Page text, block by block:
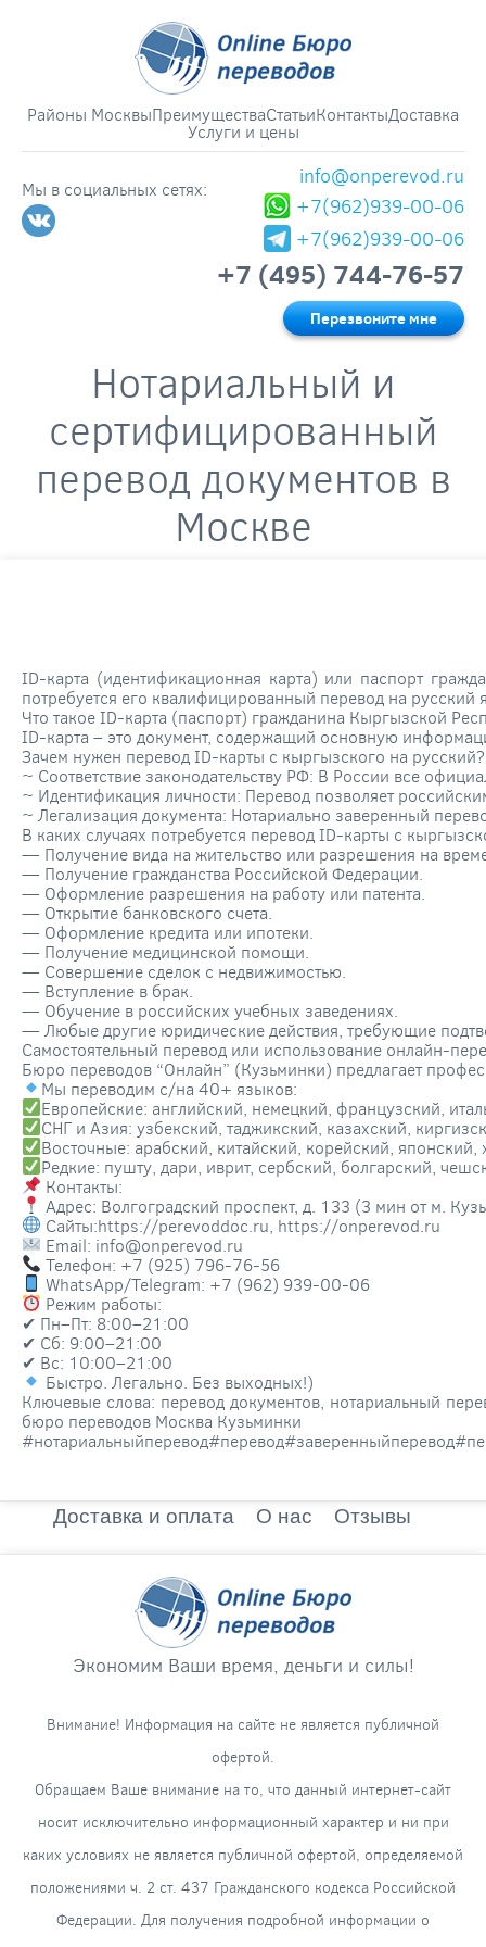
Районы МосквыПреимуществаСтатьиКонтактыДоставка
Услуги и цены
Мы в социальных сетях:
info@onperevod.ru
+7(962)939-00-06
+7(962)939-00-06
+7 (495) 744-76-57
Перезвоните мне
Нотариальный и
сертифицированный
перевод документов в
Москве
ID-карта (идентификационная карта) или паспорт
потребуется его квалифицированный перевод на русский
Что такое ID-карта (паспорт) гражданина Кыргызской
ID-карта – это документ, содержащий основную
Зачем нужен перевод ID-карты с кыргызского на русский?
~ Соответствие законодательству РФ: В России все
~ Идентификация личности: Перевод позволяет
~ Легализация документа: Нотариально заверенный
В каких случаях потребуется перевод ID-карты с
— Получение вида на жительство или разрешения на
— Получение гражданства Российской Федерации.
— Оформление разрешения на работу или патента.
— Открытие банковского счета.
— Оформление кредита или ипотеки.
— Получение медицинской помощи.
— Совершение сделок с недвижимостью.
— Вступление в брак.
— Обучение в российских учебных заведениях.
— Любые другие юридические действия, требующие
Самостоятельный перевод или использование онлайн-
Бюро переводов “Онлайн” (Кузьминки) предлагает
Мы переводим с/на 40+ языков:
Европейские: английский, немецкий, французский,
СНГ и Азия: узбекский, таджикский, казахский,
Восточные: арабский, китайский, корейский, японский,
Редкие: пушту, дари, иврит, сербский, болгарский,
Контакты:
Адрес: Волгоградский проспект, д. 133 (3 мин от м.
Сайты:https://perevoddoc.ru, https://onperevod.ru
Email: info@onperevod.ru
Телефон: +7 (925) 796-76-56
WhatsApp/Telegram: +7 (962) 939-00-06
Режим работы:
✔ Пн–Пт: 8:00–21:00
✔ Сб: 9:00–21:00
✔ Вс: 10:00–21:00
Быстро. Легально. Без выходных!)
Ключевые слова: перевод документов, нотариальный
бюро переводов Москва Кузьминки
Доставка и оплата О нас Отзывы
Экономим Ваши время, деньги и силы!
Внимание! Информация на сайте не является публичной
офертой.
Обращаем Ваше внимание на то, что данный интернет-сайт
носит исключительно информационный характер и ни при
каких условиях не является публичной офертой, определяемой
положениями ч. 2 ст. 437 Гражданского кодекса Российской
Федерации. Для получения подробной информации о